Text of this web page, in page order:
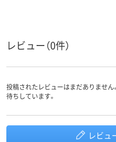
レビュー（0件）
投稿されたレビューはまだありませ
待ちしています。
レビュ